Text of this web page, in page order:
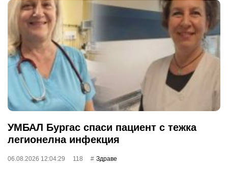
УМБАЛ Бургас спаси пациент с тежка
легионелна инфекция
06.08.2026 12:04:29 118 Здраве